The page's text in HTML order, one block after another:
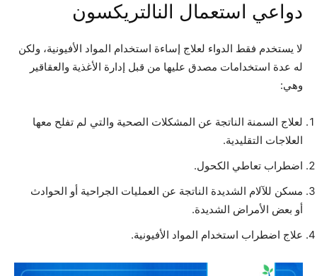
دواعي استعمال النالتريكسون
لا يستخدم فقط الدواء لعلاج إساءة استخدام المواد الأفيونية، ولكن
له عدة استخدامات مصدق عليها من قبل إدارة الأغذية والعقاقير
وهي:
لعلاج السمنة الناتجة عن المشكلات الصحية والتي لم تفلح معها
العلاجات التقليدية.
اضطراب تعاطي الكحول.
مسكن للآلام الشديدة الناتجة عن العمليات الجراحية أو الحوادث
أو بعض الأمراض الشديدة.
علاج اضطراب استخدام المواد الأفيونية.